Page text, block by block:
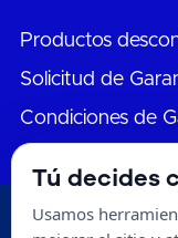
Productos
Solicitud de
Condiciones de
® Frikko | 2024 |
Tú decides
Usamos